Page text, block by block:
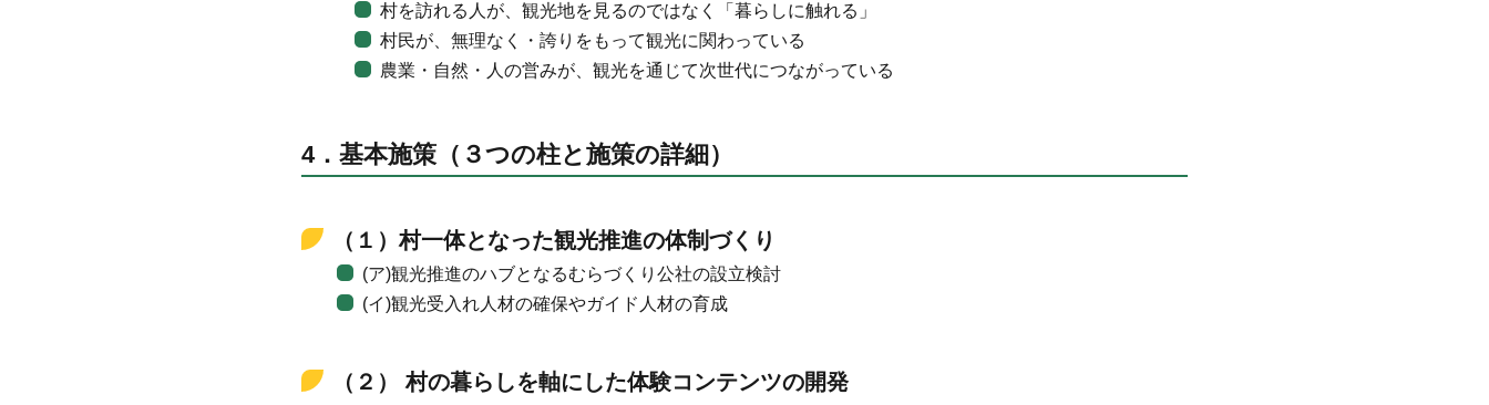
村を訪れる人が、観光地を見るのではなく「暮らしに触れる」
村民が、無理なく・誇りをもって観光に関わっている
農業・自然・人の営みが、観光を通じて次世代につながっている
4．基本施策（３つの柱と施策の詳細）
（１）村一体となった観光推進の体制づくり
(ア)観光推進のハブとなるむらづくり公社の設立検討
(イ)観光受入れ人材の確保やガイド人材の育成
（２） 村の暮らしを軸にした体験コンテンツの開発